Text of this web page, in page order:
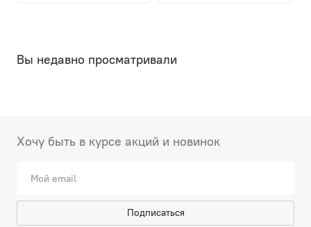
Вы недавно просматривали
Хочу быть в курсе акций и новинок
Подписаться